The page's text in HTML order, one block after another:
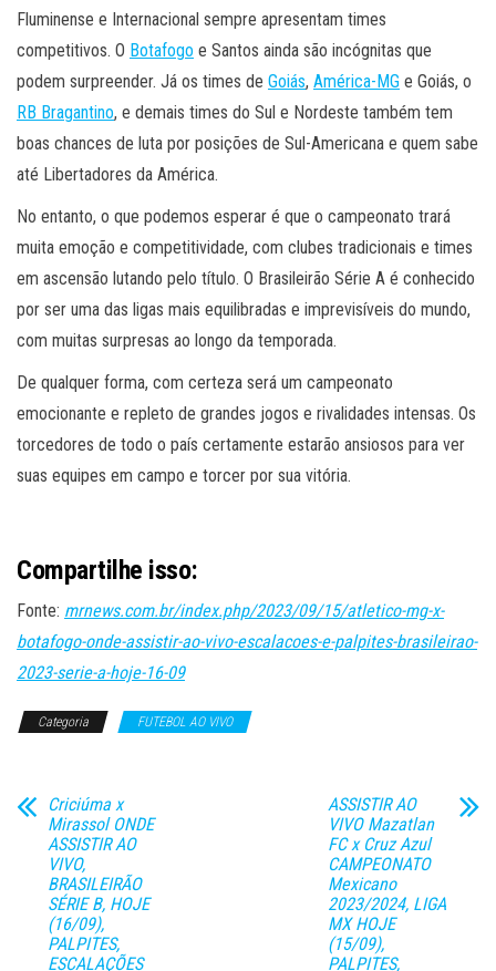
Fluminense e Internacional sempre apresentam times
competitivos. O Botafogo e Santos ainda são incógnitas que
podem surpreender. Já os times de Goiás, América-MG e Goiás, o
RB Bragantino, e demais times do Sul e Nordeste também tem
boas chances de luta por posições de Sul-Americana e quem sabe
até Libertadores da América.
No entanto, o que podemos esperar é que o campeonato trará
muita emoção e competitividade, com clubes tradicionais e times
em ascensão lutando pelo título. O Brasileirão Série A é conhecido
por ser uma das ligas mais equilibradas e imprevisíveis do mundo,
com muitas surpresas ao longo da temporada.
De qualquer forma, com certeza será um campeonato
emocionante e repleto de grandes jogos e rivalidades intensas. Os
torcedores de todo o país certamente estarão ansiosos para ver
suas equipes em campo e torcer por sua vitória.
Compartilhe isso:
Fonte: mrnews.com.br/index.php/2023/09/15/atletico-mg-x-
botafogo-onde-assistir-ao-vivo-escalacoes-e-palpites-brasileirao-
2023-serie-a-hoje-16-09
Categoria FUTEBOL AO VIVO
Criciúma x
Mirassol ONDE
ASSISTIR AO
VIVO,
BRASILEIRÃO
SÉRIE B, HOJE
(16/09),
PALPITES,
ESCALAÇÕES
ASSISTIR AO
VIVO Mazatlan
FC x Cruz Azul
CAMPEONATO
Mexicano
2023/2024, LIGA
MX HOJE
(15/09),
PALPITES,